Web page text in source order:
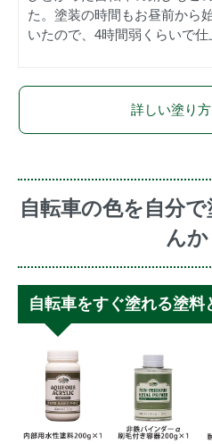
た。塗装の時間もお昼前から
いたので、4時間弱くらいで仕
詳しい塗り
自転車の色を自分
んか
自転車をすぐ塗れる塗料